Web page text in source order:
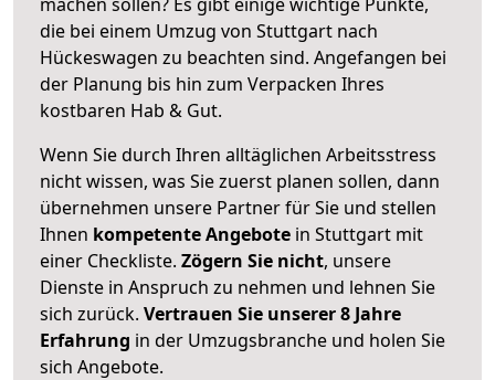
die bei einem Umzug von Stuttgart nach
Hückeswagen zu beachten sind. Angefangen bei
der Planung bis hin zum Verpacken Ihres
kostbaren Hab & Gut.
Wenn Sie durch Ihren alltäglichen Arbeitsstress
nicht wissen, was Sie zuerst planen sollen, dann
übernehmen unsere Partner für Sie und stellen
Ihnen kompetente Angebote in Stuttgart mit
einer Checkliste. Zögern Sie nicht, unsere
Dienste in Anspruch zu nehmen und lehnen Sie
sich zurück. Vertrauen Sie unserer 8 Jahre
Erfahrung in der Umzugsbranche und holen Sie
sich Angebote.